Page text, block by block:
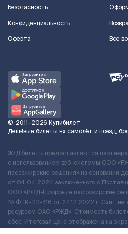
Безопасность
Конфиденциальность
Оферта
Все
© 2011–2026 Купибилет
Дешёвые билеты на самолёт и поезд,
Ж/Д билеты предоставляются
с использованием веб-системы ООО
пассажирские решения» на основании
от 04.04.2024 заключенного с
ООО «РЖД-Цифровые пассажирские
№ ФПК-22-316 от 27.12.2022 г. Сайт не
ресурсом ОАО «РЖД». Стоимость
сбор. Итоговая цена отображена на